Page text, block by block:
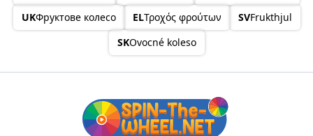
UKФруктове колесо ELΤροχός φρούτων SVFrukthjul
SKOvocné koleso